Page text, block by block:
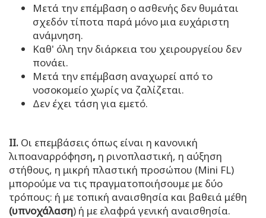
Μετά την επέμβαση ο ασθενής δεν θυμάται
σχεδόν τίποτα παρά μόνο μια ευχάριστη
ανάμνηση.
Καθ' όλη την διάρκεια του χειρουργείου δεν
πονάει.
Μετά την επέμβαση αναχωρεί από το
νοσοκομείο χωρίς να ζαλίζεται.
Δεν έχει τάση για εμετό.
ΙΙ. Οι επεμβάσεις όπως είναι η κανονική
λιποαναρρόφηση, η ρινοπλαστική, η αύξηση
στήθους, η μικρή πλαστική προσώπου (Mini FL)
μπορούμε να τις πραγματοποιήσουμε με δύο
τρόπους: ή με τοπική αναισθησία και βαθειά μέθη
(υπνοχάλαση) ή με ελαφρά γενική αναισθησία.